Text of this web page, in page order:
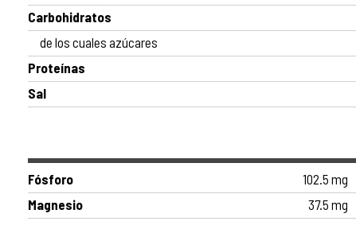
Carbohidratos
de los cuales azúcares
Proteínas
Sal
Fósforo 102.5 mg
Magnesio
37.5 mg